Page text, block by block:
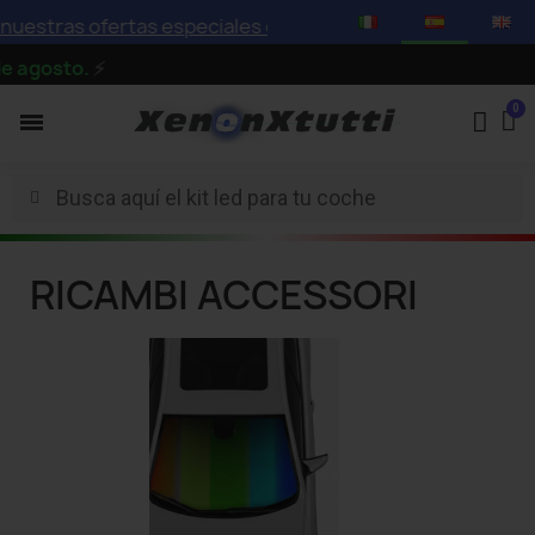
ofertas especiales con descuentos de hasta el 75%
⚡
RICAMBI ACCESSORI